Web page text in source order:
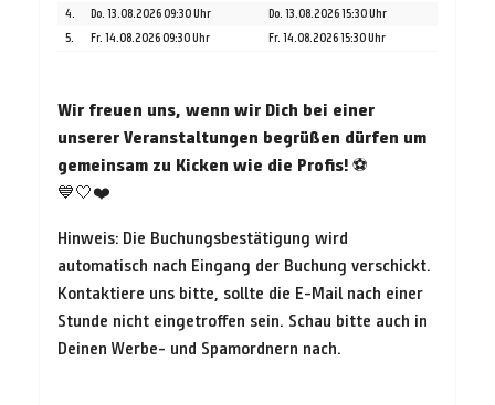
4.
Do. 13.08.2026 09:30 Uhr
Do. 13.08.2026 15:30 Uhr
5.
Fr. 14.08.2026 09:30 Uhr Fr. 14.08.2026 15:30 Uhr
Wir freuen uns, wenn wir Dich bei einer
unserer Veranstaltungen begrüßen dürfen um
gemeinsam zu Kicken wie die Profis! ⚽
💙🤍❤️
Hinweis: Die Buchungsbestätigung wird
automatisch nach Eingang der Buchung verschickt.
Kontaktiere uns bitte, sollte die E-Mail nach einer
Stunde nicht eingetroffen sein. Schau bitte auch in
Deinen Werbe- und Spamordnern nach.